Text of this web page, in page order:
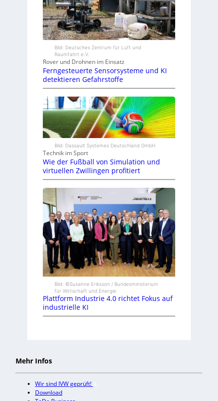
Bild: Deutsches Zentrum für Luft und
Raumfahrt e.V.
Rover und Drohnen im Einsatz
Ferngesteuerte Sensorsysteme und KI
detektieren Gefahrstoffe
Bild: Dassault Systemes Deutschland GmbH
Technik im Sport
Wie der Fußball von Simulation und
virtuellen Zwillingen profitiert
Bild: ©Susanne Eriksson / Bundesministerium
für Wirtschaft und Energie
Plattform Industrie 4.0 richtet Fokus auf
industrielle KI
Mehr Infos
Wir sind IVW geprüft!
Download